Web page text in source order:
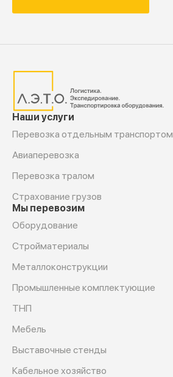
Наши услуги
Перевозка отдельным транспортом
Авиаперевозка
Перевозка тралом
Страхование грузов
Мы перевозим
Оборудование
Cтройматериалы
Металлоконструкции
Промышленные комплектующие
ТНП
Мебель
Выставочные стенды
Кабельное хозяйство